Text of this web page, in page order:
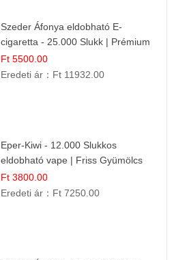
Szeder Áfonya eldobható E-
cigaretta - 25.000 Slukk | Prémium
Gyümölcs Íz
Ft 5500.00
Eredeti ár： Ft 11932.00
Eper-Kiwi - 12.000 Slukkos
eldobható vape | Friss Gyümölcs
Kombináció
Ft 3800.00
Eredeti ár： Ft 7250.00